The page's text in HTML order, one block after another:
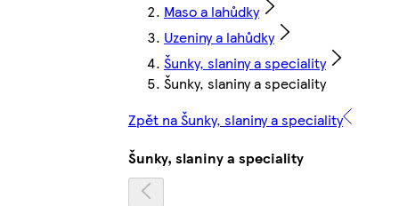
Maso a lahůdky
Uzeniny a lahůdky
Šunky, slaniny a speciality
Šunky, slaniny a speciality
Zpět na Šunky, slaniny a speciality
Šunky, slaniny a speciality